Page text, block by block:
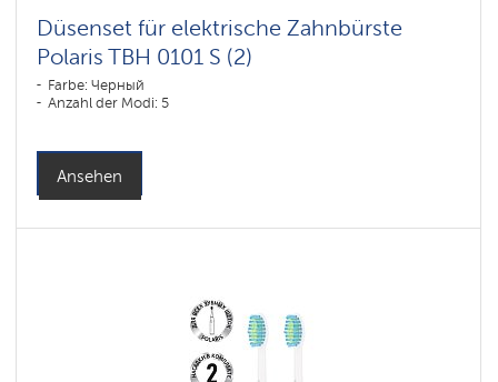
Düsenset für elektrische Zahnbürste
Polaris TBH 0101 S (2)
Farbe: Черный
Anzahl der Modi: 5
Ansehen